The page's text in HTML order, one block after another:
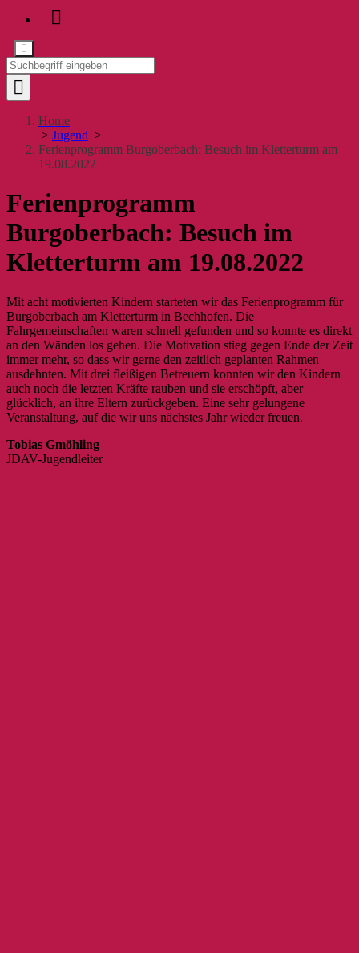
Home
> Jugend >
Ferienprogramm Burgoberbach: Besuch im Kletterturm am
19.08.2022
Ferienprogramm
Burgoberbach: Besuch im
Kletterturm am 19.08.2022
Mit acht motivierten Kindern starteten wir das Ferienprogramm für
Burgoberbach am Kletterturm in Bechhofen. Die
Fahrgemeinschaften waren schnell gefunden und so konnte es direkt
an den Wänden los gehen. Die Motivation stieg gegen Ende der Zeit
immer mehr, so dass wir gerne den zeitlich geplanten Rahmen
ausdehnten. Mit drei fleißigen Betreuern konnten wir den Kindern
auch noch die letzten Kräfte rauben und sie erschöpft, aber
glücklich, an ihre Eltern zurückgeben. Eine sehr gelungene
Veranstaltung, auf die wir uns nächstes Jahr wieder freuen.
Tobias Gmöhling
JDAV-Jugendleiter